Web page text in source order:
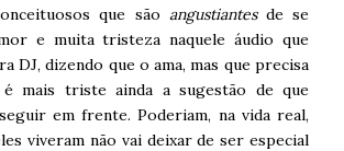
que são angustiantesde se
e muita tristeza naquele áudio que
DJ, dizendo que o ama, mas que precisa
mais triste ainda a sugestão de que
em frente. Poderiam, na vida real,
viveram não vai deixar de ser especial